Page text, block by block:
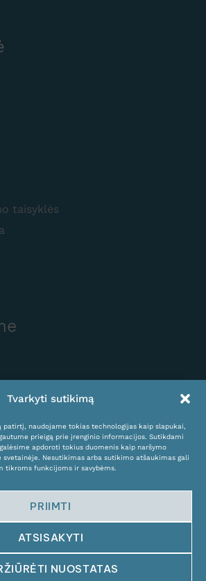
Tvarkyti sutikimą
naudojame tokias technologijas kaip slapukai,
prieigą prie įrenginio informacijos. Sutikdami
apdoroti tokius duomenis kaip naršymo
svetainėje. Nesutikimas arba sutikimo atšaukimas gali
tikroms funkcijoms ir savybėms.
PRIIMTI
ATSISAKYTI
NUOSTATAS
taisyklės
All rights reserved.